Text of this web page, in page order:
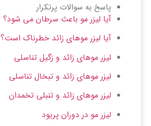
پاسخ به سوالات پرتکرار
آیا لیزر مو باعث سرطان می شود؟
آیا لیزر موهای زائد خطرناک است؟
لیزر موهای زائد و زگیل تناسلی
لیزر موهای زائد و تبخال تناسلی
لیزر موهای زائد و تنبلی تخمدان
لیزر مو در دوران پریود